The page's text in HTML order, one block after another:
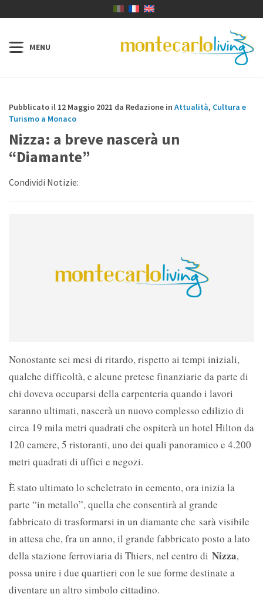
Pubblicato il 12 Maggio 2021 da Redazione in Attualità, Cultura e
Turismo a Monaco
Nizza: a breve nascerà un
“Diamante”
Condividi Notizie:
Nonostante sei mesi di ritardo, rispetto ai tempi iniziali,
qualche difficoltà, e alcune pretese finanziarie da parte di
chi doveva occuparsi della carpenteria quando i lavori
saranno ultimati, nascerà un nuovo complesso edilizio di
circa 19 mila metri quadrati che ospiterà un hotel Hilton da
120 camere, 5 ristoranti, uno dei quali panoramico e 4.200
metri quadrati di uffici e negozi.
È stato ultimato lo scheletrato in cemento, ora inizia la
parte “in metallo”, quella che consentirà al grande
fabbricato di trasformarsi in un diamante che sarà visibile
in attesa che, fra un anno, il grande fabbricato posto a lato
della stazione ferroviaria di Thiers, nel centro di Nizza,
possa unire i due quartieri con le sue forme destinate a
diventare un altro simbolo cittadino.